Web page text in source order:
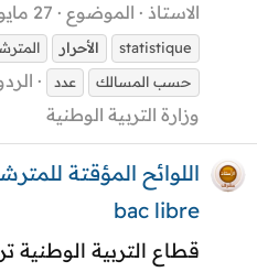
الاستاذ الموضوع 27 مايو 2021
statistique
الأحرار
حسب المسالك
عدد
وزارة التربية الوطنية
bac libre
قطاع التربية الوطنية